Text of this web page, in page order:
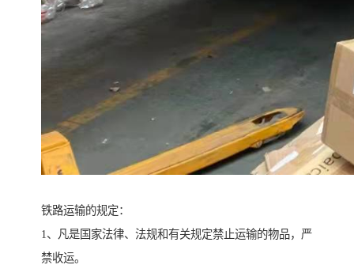
铁路运输的规定：
1、凡是国家法律、法规和有关规定禁止运输的物品，严
禁收运。